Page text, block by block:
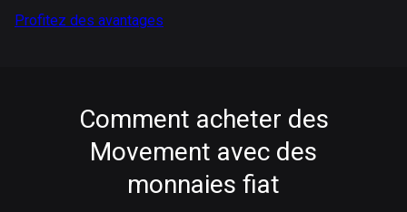
Profitez des avantages
Comment acheter des
Movement avec des
monnaies fiat